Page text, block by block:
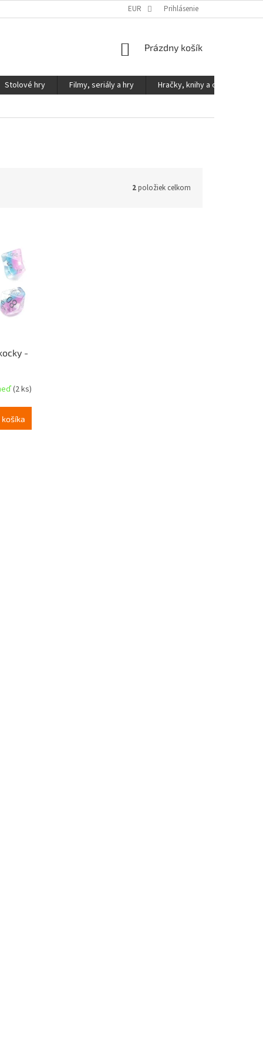
PODMIENKY OCHRANY OSOBNÝCH ÚDAJOV
EUR Prihlásenie
NÁKUPNÝ
Prázdny košík
Stolové hry Filmy, seriály a hry
Hračky, knihy a ostatné
2položiek celkom
-
(2 ks)
košíka